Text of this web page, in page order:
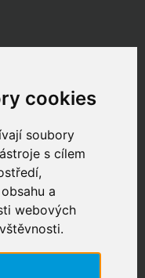
cookies
soubory
s cílem
a
webových